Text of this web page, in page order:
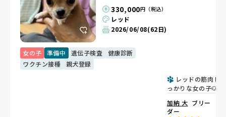
330,000円（税込）
レッド
2026/06/08(62日)
女の子 準備中 遺伝子検査
健康診断
ワクチン接種
親犬登録
レッドの筋肉し
っかりな女の子🐶
加納 大 ブリー
ダー